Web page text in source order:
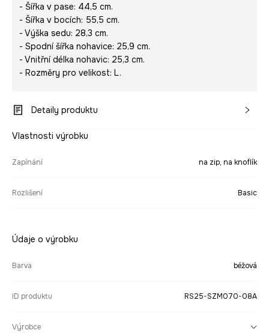
- Šířka v pase: 44,5 cm.
- Šířka v bocích: 55,5 cm.
- Výška sedu: 28,3 cm.
- Spodní šířka nohavice: 25,9 cm.
- Vnitřní délka nohavic: 25,3 cm.
- Rozměry pro velikost: L.
Detaily produktu
Vlastnosti výrobku
Zapínání na zip, na knoflík
Rozlišení Basic
Údaje o výrobku
Barva béžová
ID produktu RS25-SZM070-08A
Výrobce